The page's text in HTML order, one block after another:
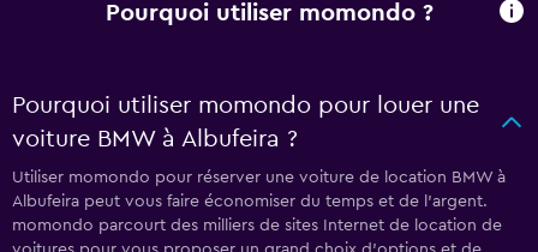
Pourquoi utiliser momondo ?
Pourquoi utiliser momondo pour louer une
voiture BMW à Albufeira ?
Utiliser momondo pour réserver une voiture de location BMW à
Albufeira peut vous faire économiser du temps et de l'argent.
momondo parcourt des milliers de sites Internet de location de